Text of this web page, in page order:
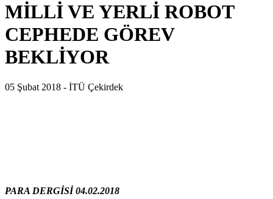
MİLLİ VE YERLİ ROBOT
CEPHEDE GÖREV
BEKLİYOR
05 Şubat 2018 - İTÜ Çekirdek
PARA DERGİSİ 04.02.2018